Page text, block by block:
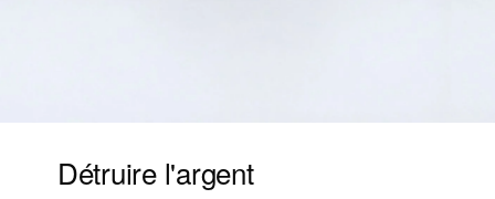
Détruire l'argent